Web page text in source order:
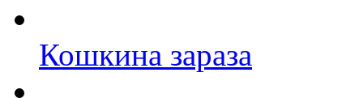
Кошкина зараза